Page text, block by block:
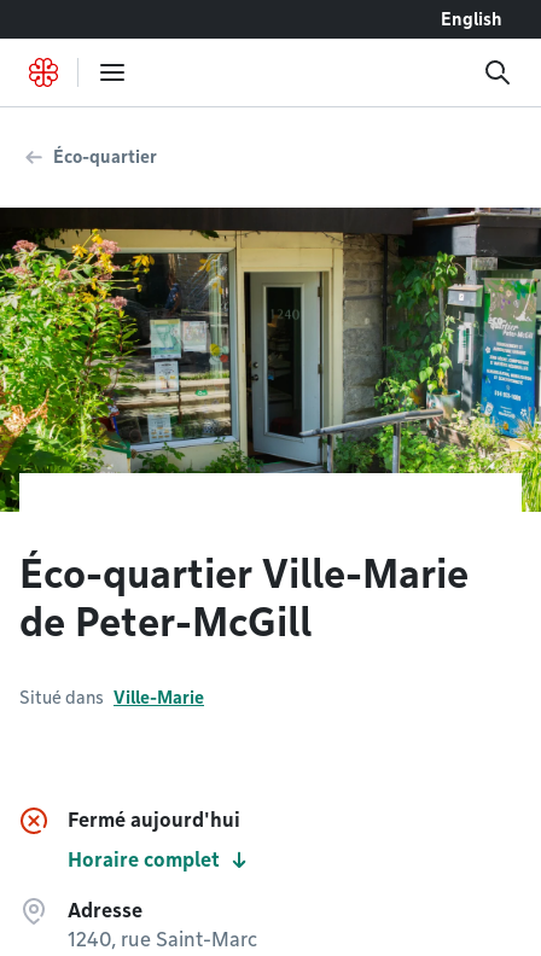
English
Éco-quartier
Éco-quartier Ville-Marie
de Peter-McGill
Situé dans Ville-Marie
Fermé aujourd'hui
Horaire complet
Adresse
1240, rue Saint-Marc